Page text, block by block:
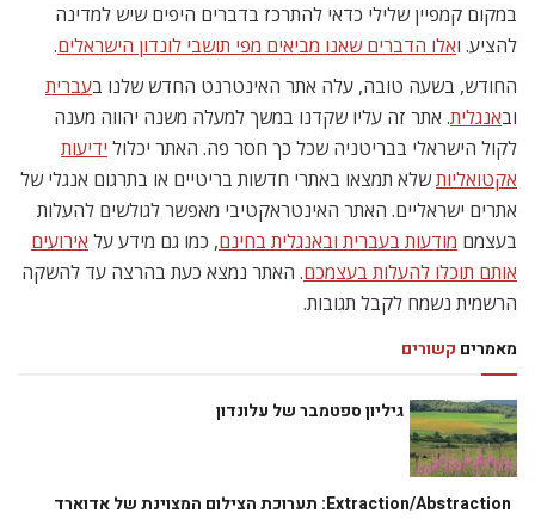
במקום קמפיין שלילי כדאי להתרכז בדברים היפים שיש למדינה
להציע. ואלו הדברים שאנו מביאים מפי תושבי לונדון הישראלים.
החודש, בשעה טובה, עלה אתר האינטרנט החדש שלנו בעברית
ובאנגלית. אתר זה עליו שקדנו במשך למעלה משנה יהווה מענה
לקול הישראלי בבריטניה שכל כך חסר פה. האתר יכלול ידיעות
אקטואליותשלא תמצאו באתרי חדשות בריטיים או בתרגום אנגלי של
אתרים ישראליים. האתר האינטראקטיבי מאפשר לגולשים להעלות
בעצמם מודעות בעברית ובאנגלית בחינם, כמו גם מידע על אירועים
אותם תוכלו להעלות בעצמכם. האתר נמצא כעת בהרצה עד להשקה
הרשמית נשמח לקבל תגובות.
מאמרים קשורים
גיליון ספטמבר של עלונדון
Extraction/Abstraction: תערוכת הצילום המצוינת של אדוארד